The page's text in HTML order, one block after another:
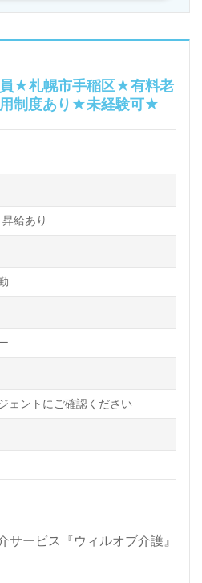
★札幌市手稲区★有料老
制度あり★未経験可★
給あり
ェントにご確認ください
サービス『ウィルオブ介護』